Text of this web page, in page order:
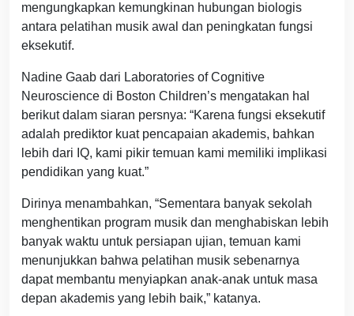
mengungkapkan kemungkinan hubungan biologis
antara pelatihan musik awal dan peningkatan fungsi
eksekutif.
Nadine Gaab dari Laboratories of Cognitive
Neuroscience di Boston Children’s mengatakan hal
berikut dalam siaran persnya: “Karena fungsi eksekutif
adalah prediktor kuat pencapaian akademis, bahkan
lebih dari IQ, kami pikir temuan kami memiliki implikasi
pendidikan yang kuat.”
Dirinya menambahkan, “Sementara banyak sekolah
menghentikan program musik dan menghabiskan lebih
banyak waktu untuk persiapan ujian, temuan kami
menunjukkan bahwa pelatihan musik sebenarnya
dapat membantu menyiapkan anak-anak untuk masa
depan akademis yang lebih baik,” katanya.